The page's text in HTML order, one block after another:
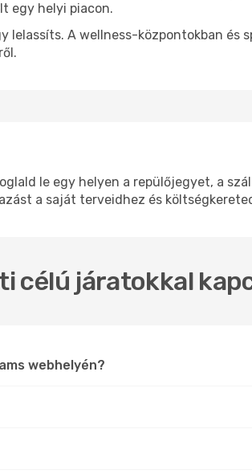
egy helyi piacon.
lelassíts. A wellness-központokban és
le egy helyen a repülőjegyet, a
a saját terveidhez és
célú járatokkal
webhelyén?